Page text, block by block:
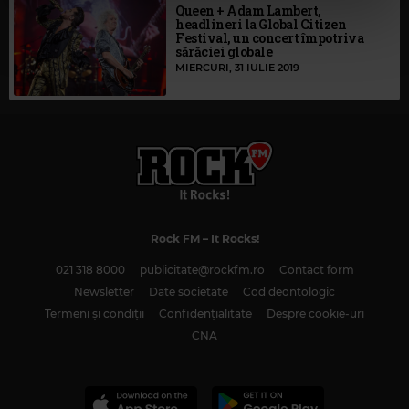
cu utilizarea modulelor noastre cookie.
Queen + Adam Lambert,
headlineri la Global Citizen
Festival, un concert împotriva
sărăciei globale
MIERCURI, 31 IULIE 2019
Rock FM– It Rocks!
021 318 8000 publicitate@rockfm.ro
Contact form
Newsletter
Date societate
Cod deontologic
Termeni și condiții
Confidențialitate
Despre cookie-uri
CNA